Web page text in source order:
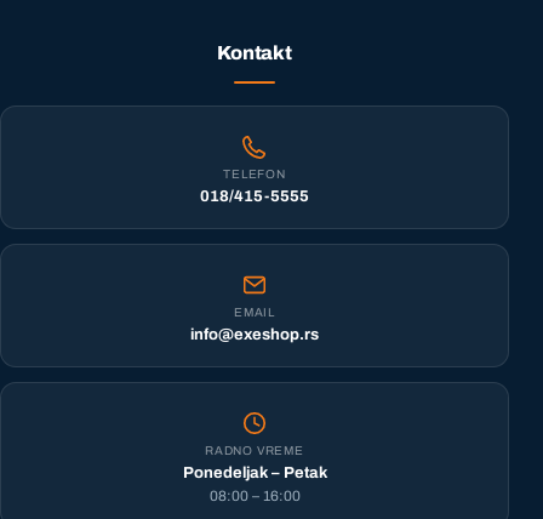
Kontakt
TELEFON
018/415-5555
EMAIL
info@exeshop.rs
RADNO VREME
Ponedeljak – Petak
08:00 – 16:00